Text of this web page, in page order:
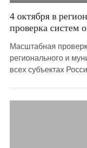
4 октября в
проверка систем
Масштабная
регионального и
всех субъектах